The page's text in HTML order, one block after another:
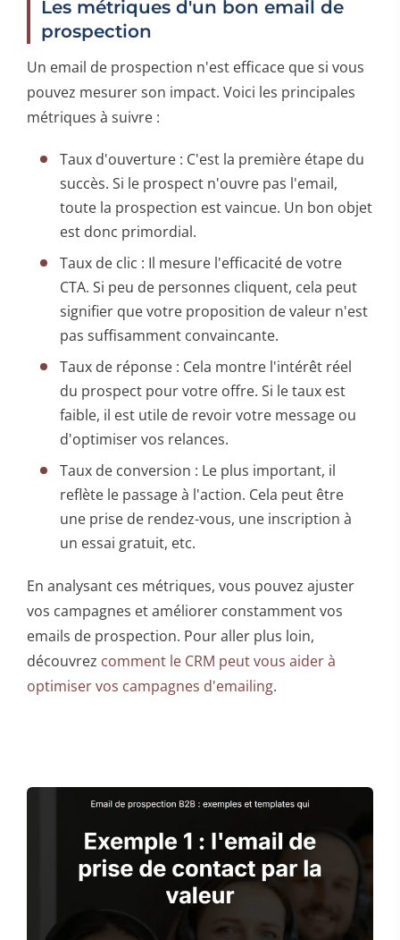
Les métriques d'un bon email de
prospection
Un email de prospection n'est efficace que si vous
pouvez mesurer son impact. Voici les principales
métriques à suivre :
Taux d'ouverture : C'est la première étape du
succès. Si le prospect n'ouvre pas l'email,
toute la prospection est vaincue. Un bon objet
est donc primordial.
Taux de clic : Il mesure l'efficacité de votre
CTA. Si peu de personnes cliquent, cela peut
signifier que votre proposition de valeur n'est
pas suffisamment convaincante.
Taux de réponse : Cela montre l'intérêt réel
du prospect pour votre offre. Si le taux est
faible, il est utile de revoir votre message ou
d'optimiser vos relances.
Taux de conversion : Le plus important, il
reflète le passage à l'action. Cela peut être
une prise de rendez-vous, une inscription à
un essai gratuit, etc.
En analysant ces métriques, vous pouvez ajuster
vos campagnes et améliorer constamment vos
emails de prospection. Pour aller plus loin,
découvrez comment le CRM peut vous aider à
optimiser vos campagnes d'emailing.